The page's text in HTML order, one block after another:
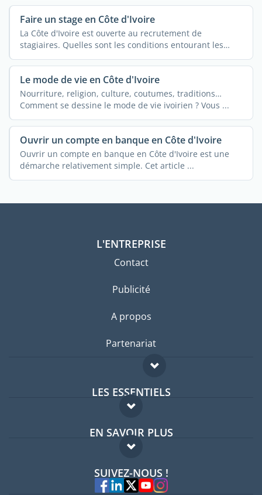
Faire un stage en Côte d'Ivoire
La Côte d'Ivoire est ouverte au recrutement de
stagiaires. Quelles sont les conditions entourant les
stages ...
Le mode de vie en Côte d'Ivoire
Nourriture, religion, culture, coutumes, traditions…
Comment se dessine le mode de vie ivoirien ? Vous ...
Ouvrir un compte en banque en Côte d'Ivoire
Ouvrir un compte en banque en Côte d'Ivoire est une
démarche relativement simple. Cet article ...
L'ENTREPRISE
Contact
Publicité
A propos
Partenariat
LES ESSENTIELS
Forum expatriés
Guides pays
EN SAVOIR PLUS
FAQ
Experts
SUIVEZ-NOUS !